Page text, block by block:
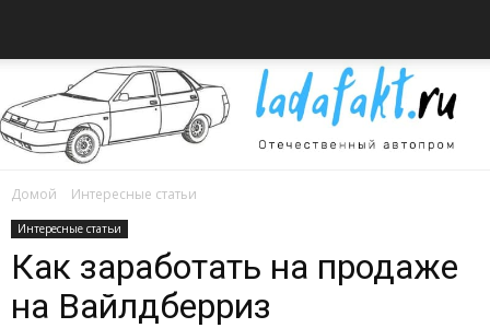
об
Домой Интересные статьи
Интересные статьи
Как заработать на продаже
на Вайлдберриз